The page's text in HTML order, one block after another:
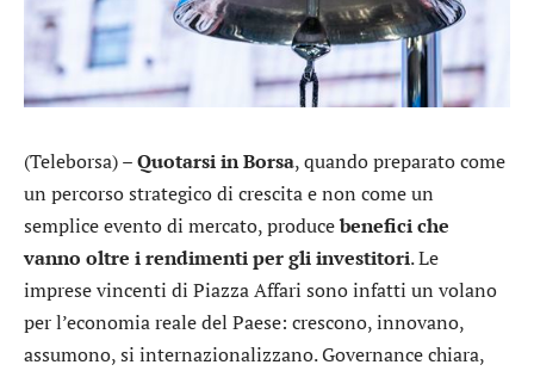
(Teleborsa) –Quotarsi in Borsa, quando preparato come
un percorso strategico di crescita e non come un
semplice evento di mercato, producebenefici che
vanno oltre i rendimenti per gli investitori. Le
imprese vincenti di Piazza Affari sono infatti un volano
per l’economia reale del Paese: crescono, innovano,
assumono, si internazionalizzano. Governance chiara,